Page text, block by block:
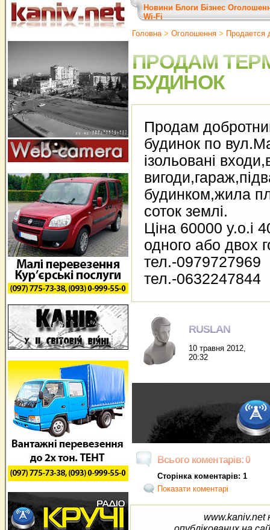
Новини Блоги Бізнес
Wi-Fi
Головна> Оголошення > Продается
ПРОДАМ
БУДИНОК
Продам
будинок по
ізольовані
будинком,жила
соток землі.
Ціна 60000 у.о.і
одного або двох
тел.-0979727969
тел.-0632247844
RUSLAN
10 травня 2012,
20:32
Всього коментарів: 0
Сторінка коментарів: 1
Показати коментарі
www.kaniv.net